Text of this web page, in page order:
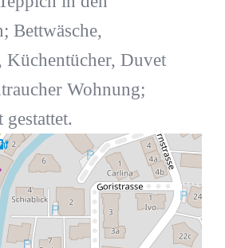
Bettwäsche,
Küchentücher, Duvet
Wohnung;